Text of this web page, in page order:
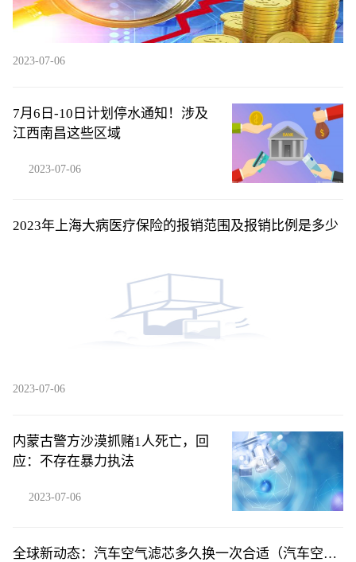
2023-07-06
7月6日-10日计划停水通知！涉及
江西南昌这些区域
2023-07-06
2023年上海大病医疗保险的报销范围及报销比例是多少
2023-07-06
内蒙古警方沙漠抓赌1人死亡，回
应：不存在暴力执法
2023-07-06
全球新动态：汽车空气滤芯多久换一次合适（汽车空气